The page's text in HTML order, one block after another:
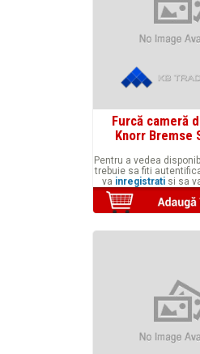
Furcă cameră
Knorr Bremse
Pentru a vedea
trebuie sa fiti
va inregistrati si sa